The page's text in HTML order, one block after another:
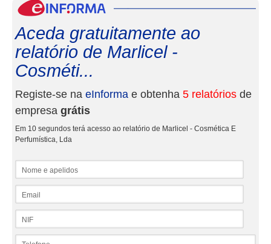
Aceda gratuitamente ao
relatório de Marlicel -
Cosméti...
Registe-se na eInforma e obtenha 5 relatórios de
empresa grátis
Em 10 segundos terá acesso ao relatório de Marlicel - Cosmética E
Perfumística, Lda